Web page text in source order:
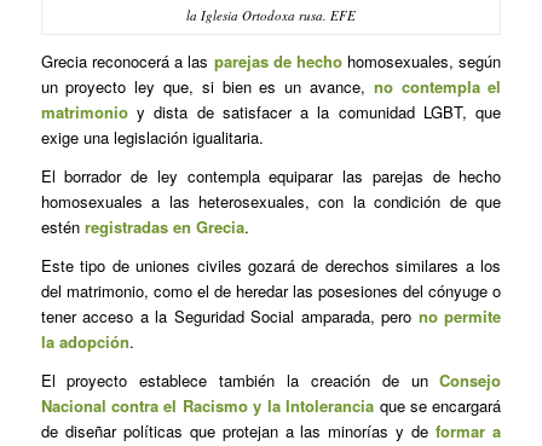
la Iglesia Ortodoxa rusa. EFE
Grecia reconocerá a las parejas de hechohomosexuales, según
un proyecto ley que, si bien es un avance, no contempla el
matrimonio y dista de satisfacer a la comunidad LGBT, que
exige una legislación igualitaria.
El borrador de ley contempla equiparar las parejas de hecho
homosexuales a las heterosexuales, con la condición de que
estén registradas en Grecia.
Este tipo de uniones civiles gozará de derechos similares a los
del matrimonio, como el de heredar las posesiones del cónyuge o
tener acceso a la Seguridad Social amparada, pero no permite
la adopción.
El proyecto establece también la creación de unConsejo
Nacional contra el Racismo y la Intolerancia que se encargará
de diseñar políticas que protejan a las minorías y deformar a